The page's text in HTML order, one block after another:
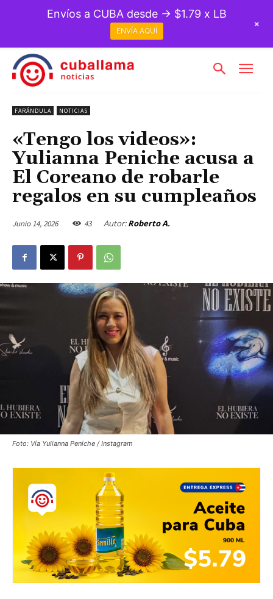
FARÁNDULA NOTICIAS
«Tengo los videos»:
Yulianna Peniche acusa a
El Coreano de robarle
regalos en su cumpleaños
Junio 14, 2026 43 Autor: Roberto A.
Foto: Vía Yulianna Peniche / Instagram
Envíos a CUBA desde → $1.79 x LB
ENVÍA AQUÍ
+